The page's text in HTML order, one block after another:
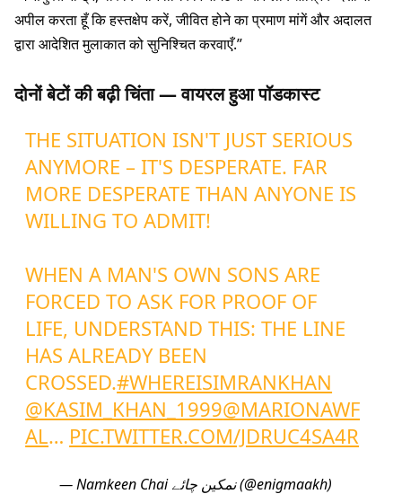
अपील करता हूँ कि हस्तक्षेप करें, जीवित होने का प्रमाण मांगें और अदालत
द्वारा आदेशित मुलाकात को सुनिश्चित करवाएँ.”
दोनों बेटों की बढ़ी चिंता — वायरल हुआ पॉडकास्ट
THE SITUATION ISN'T JUST SERIOUS
ANYMORE – IT'S DESPERATE. FAR
MORE DESPERATE THAN ANYONE IS
WILLING TO ADMIT!
WHEN A MAN'S OWN SONS ARE
FORCED TO ASK FOR PROOF OF
LIFE, UNDERSTAND THIS: THE LINE
HAS ALREADY BEEN
CROSSED.#WHEREISIMRANKHAN
@KASIM_KHAN_1999@MARIONAWF
AL… PIC.TWITTER.COM/JDRUC4SA4R
— Namkeen Chai نمکین چائے (@enigmaakh)